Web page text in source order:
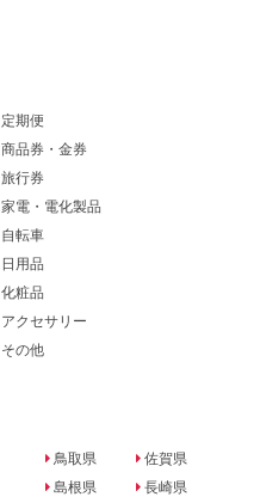
定期便
商品券・金券
旅行券
家電・電化製品
自転車
日用品
化粧品
アクセサリー
その他
鳥取県
島根県
佐賀県
長崎県